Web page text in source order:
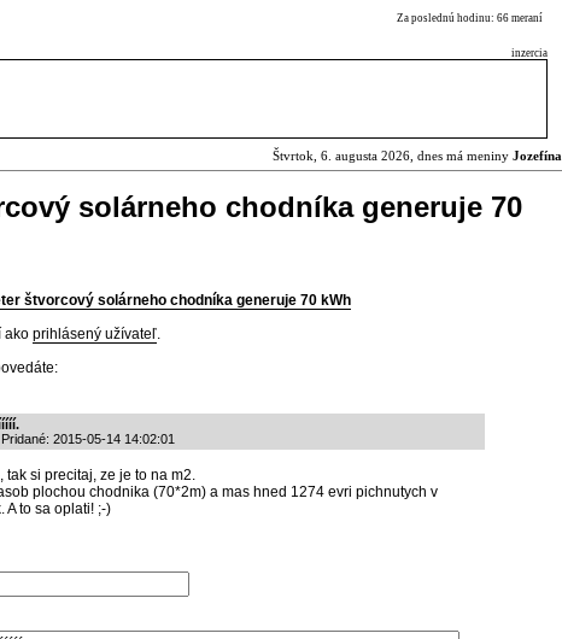
Za poslednú hodinu: 66 meraní
inzercia
Štvrtok, 6. augusta 2026, dnes má meniny Jozefína
solárneho chodníka generuje 70
štvorcový solárneho chodníka generuje 70 kWh
ako prihlásený užívateľ.
2015-05-14 14:02:01
tak si precitaj, ze je to na m2.
plochou chodnika (70*2m) a mas hned 1274 evri pichnutych v
A to sa oplati! ;-)